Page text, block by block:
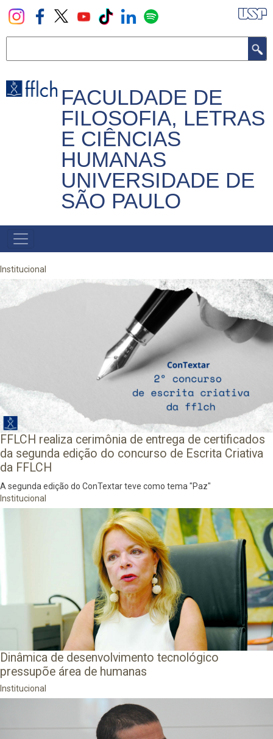
Pular
para
principal
FACULDADE DE
FILOSOFIA, LETRAS
E CIÊNCIAS
HUMANAS
UNIVERSIDADE DE
SÃO PAULO
NAVEGADOR
PRINCIPAL
Institucional
FFLCH realiza cerimônia de entrega de certificados
da segunda edição do concurso de Escrita Criativa
da FFLCH
A segunda edição do ConTextar teve como tema "Paz"
Institucional
Dinâmica de desenvolvimento tecnológico
pressupõe área de humanas
Institucional